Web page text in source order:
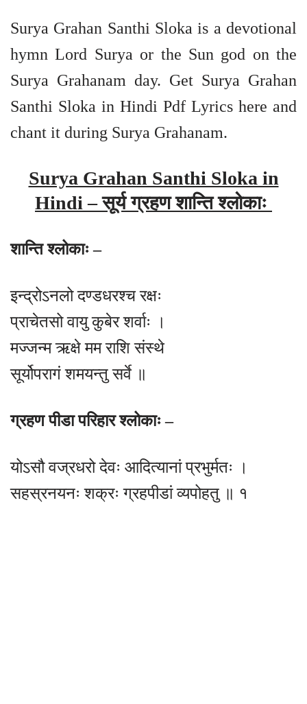
Surya Grahan Santhi Sloka is a devotional
hymn Lord Surya or the Sun god on the
Surya Grahanam day. Get Surya Grahan
Santhi Sloka in Hindi Pdf Lyrics here and
chant it during Surya Grahanam.
Surya Grahan Santhi Sloka in
Hindi – सूर्य ग्रहण शान्ति श्लोकाः
शान्ति श्लोकाः –
इन्द्रोऽनलो दण्डधरश्च रक्षः
प्राचेतसो वायु कुबेर शर्वाः ।
मज्जन्म ऋक्षे मम राशि संस्थे
सूर्योपरागं शमयन्तु सर्वे ॥
ग्रहण पीडा परिहार श्लोकाः –
योऽसौ वज्रधरो देवः आदित्यानां प्रभुर्मतः ।
सहस्रनयनः शक्रः ग्रहपीडां व्यपोहतु ॥ १